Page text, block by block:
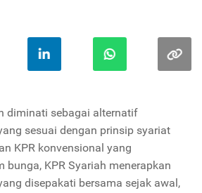
diminati sebagai alternatif
sesuai dengan prinsip syariat
KPR konvensional yang
bunga, KPR Syariah menerapkan
disepakati bersama sejak awal,